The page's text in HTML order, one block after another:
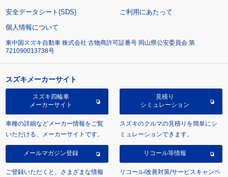
安全データシート(SDS)
ご利用にあたって
個人情報について
東中国スズキ自動車 株式会社 古物商許可証番号 岡山県公安委員会 第
721090013738号
スズキメーカーサイト
スズキ四輪車
メーカーサイト
車種の詳細などメーカー情報をご覧
いただける、メーカーサイトです。
見積り
シミュレーション
スズキのクルマの見積りを簡単にシ
ミュレーションできます。
メールマガジン登録
ご登録いただくと、さまざまな情報
リコール等情報
リコール/改善対策/サービスキャンペ